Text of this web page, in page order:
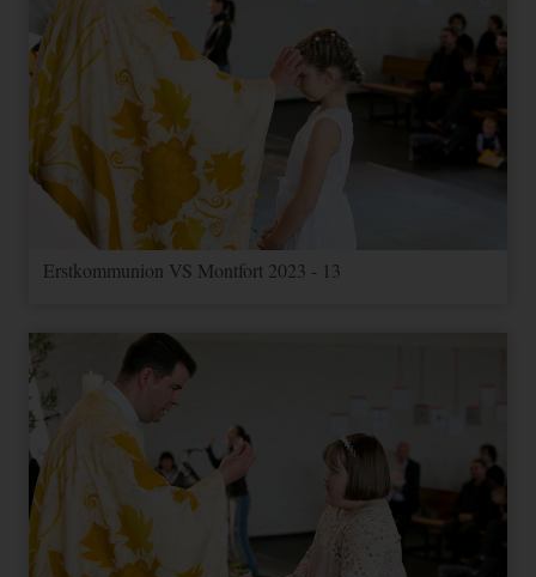
Erstkommunion VS Montfort 2023 - 13